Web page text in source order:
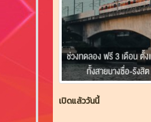
เปิดแล้ววันนี้